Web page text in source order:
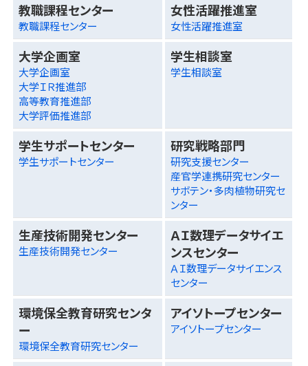
教職課程センター
教職課程センター
女性活躍推進室
女性活躍推進室
大学企画室
大学企画室
大学ＩＲ推進部
高等教育推進部
大学評価推進部
学生相談室
学生相談室
学生サポートセンター
学生サポートセンター
研究戦略部門
研究支援センター
産官学連携研究センター
サボテン・多肉植物研究セ
ンター
生産技術開発センター
生産技術開発センター
ＡＩ数理データサイエ
ンスセンター
ＡＩ数理データサイエンス
センター
環境保全教育研究センタ
ー
環境保全教育研究センター
アイソトープセンター
アイソトープセンター